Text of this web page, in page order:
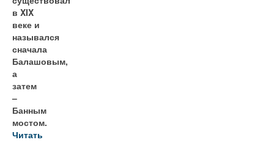
в XIX
веке и
назывался
сначала
Балашовым,
а
затем
–
Банным
мостом.
Читать